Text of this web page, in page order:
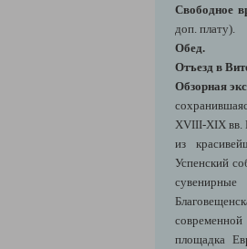
Свободное
доп. плату).
Обед.
Отъезд в
Обзорная
XVIII-XIX вв.
из
Успенский
площадка